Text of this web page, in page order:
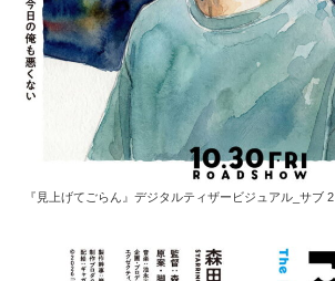
『見上げてごらん』デジタルティザービジュアル_サブ 2